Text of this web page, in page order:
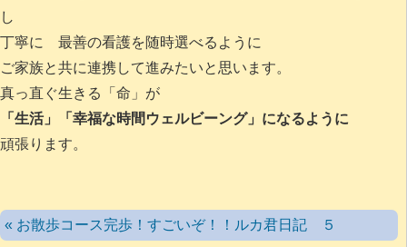
し
丁寧に 最善の看護を随時選べるように
ご家族と共に連携して進みたいと思います。
真っ直ぐ生きる「命」が
「生活」「幸福な時間ウェルビーング」になるように
頑張ります。
« お散歩コース完歩！すごいぞ！！ルカ君日記 ５